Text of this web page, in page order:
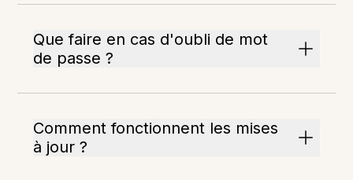
Que faire en cas d'oubli de mot
de passe ?
Comment fonctionnent les mises
à jour ?